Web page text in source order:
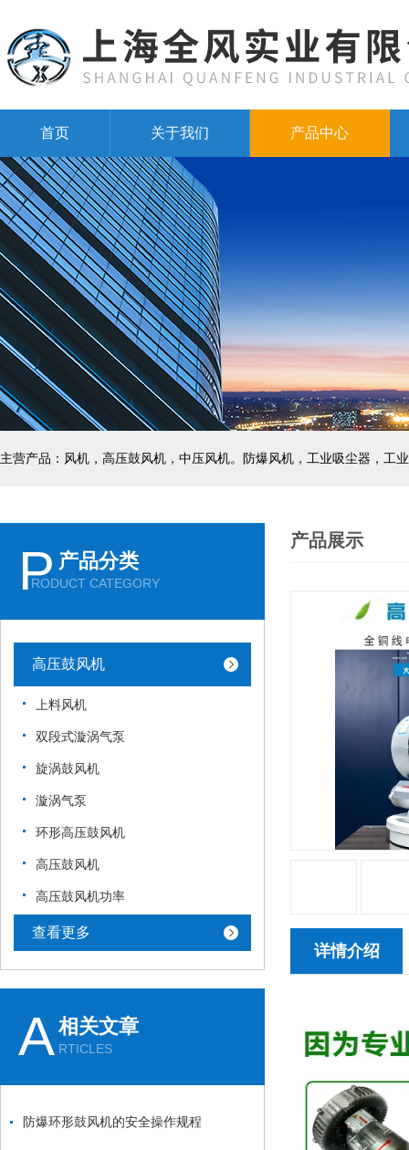
首页 关于我们 产品中心
主营产品：风机，高压鼓风机，中压风机。防爆风机，工业吸尘器，工
P 产品分类
RODUCT CATEGORY
高压鼓风机
上料风机
双段式漩涡气泵
旋涡鼓风机
漩涡气泵
环形高压鼓风机
高压鼓风机
高压鼓风机功率
查看更多
A相关文章
RTICLES
防爆环形鼓风机的安全操作规程
产品展示
详情介绍